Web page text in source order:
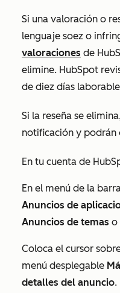
Si una valoración o
lenguaje soez o
valoraciones de
elimine. HubSpot
de diez días
Si la reseña se
notificación y podrán
En tu cuenta de
En el menú de la
Anuncios de
Anuncios de temas o
Coloca el cursor
menú desplegable
detalles del anuncio.